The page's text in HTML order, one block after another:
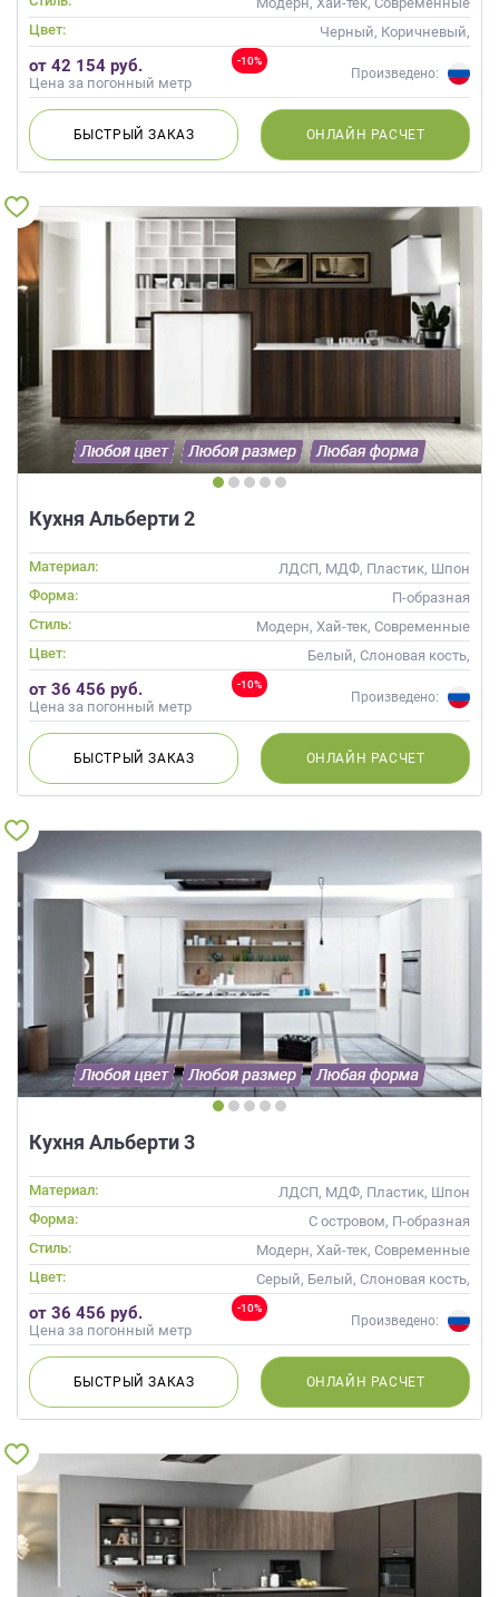
Цвет:
Черный, Коричневый,
Капучино
-10%
от 42 154 руб.
Цена за погонный метр
Произведено:
БЫСТРЫЙЗАКАЗ ОНЛАЙН РАСЧЕТ
Кухня Альберти 2
Материал:
ЛДСП, МДФ, Пластик, Шпон
Форма:
П-образная
Стиль:
Модерн, Хай-тек, Современные
Цвет:
Белый, Слоновая кость,
Кремовый, Коричневый
-10%
от 36 456 руб.
Цена за погонный метр
Произведено:
БЫСТРЫЙЗАКАЗ ОНЛАЙН РАСЧЕТ
Кухня Альберти 3
Материал:
ЛДСП, МДФ, Пластик, Шпон
Форма:
С островом, П-образная
Стиль:
Модерн, Хай-тек, Современные
Цвет:
Серый, Белый, Слоновая кость,
Кремовый
-10%
от 36 456 руб.
Цена за погонный метр
Произведено:
БЫСТРЫЙЗАКАЗ ОНЛАЙН РАСЧЕТ